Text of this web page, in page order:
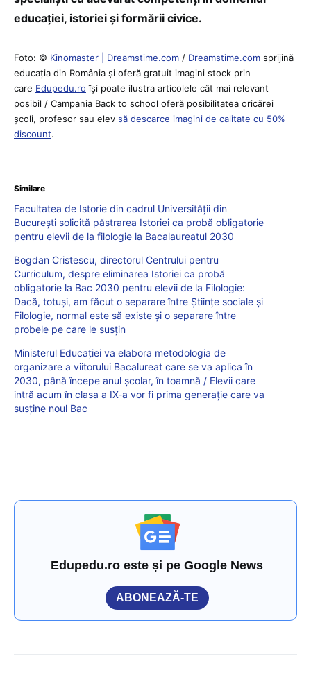
educației, istoriei și formării civice.
Foto: © Kinomaster | Dreamstime.com / Dreamstime.com sprijină
educaţia din România şi oferă gratuit imagini stock prin
care Edupedu.ro îşi poate ilustra articolele cât mai relevant
posibil / Campania Back to school oferă posibilitatea oricărei
școli, profesor sau elev să descarce imagini de calitate cu 50%
discount.
Similare
Facultatea de Istorie din cadrul Universității din
București solicită păstrarea Istoriei ca probă obligatorie
pentru elevii de la filologie la Bacalaureatul 2030
Bogdan Cristescu, directorul Centrului pentru
Curriculum, despre eliminarea Istoriei ca probă
obligatorie la Bac 2030 pentru elevii de la Filologie:
Dacă, totuși, am făcut o separare între Științe sociale și
Filologie, normal este să existe și o separare între
probele pe care le susțin
Ministerul Educației va elabora metodologia de
organizare a viitorului Bacalureat care se va aplica în
2030, până începe anul școlar, în toamnă / Elevii care
intră acum în clasa a IX-a vor fi prima generație care va
susține noul Bac
Edupedu.ro este și pe Google News
ABONEAZĂ-TE